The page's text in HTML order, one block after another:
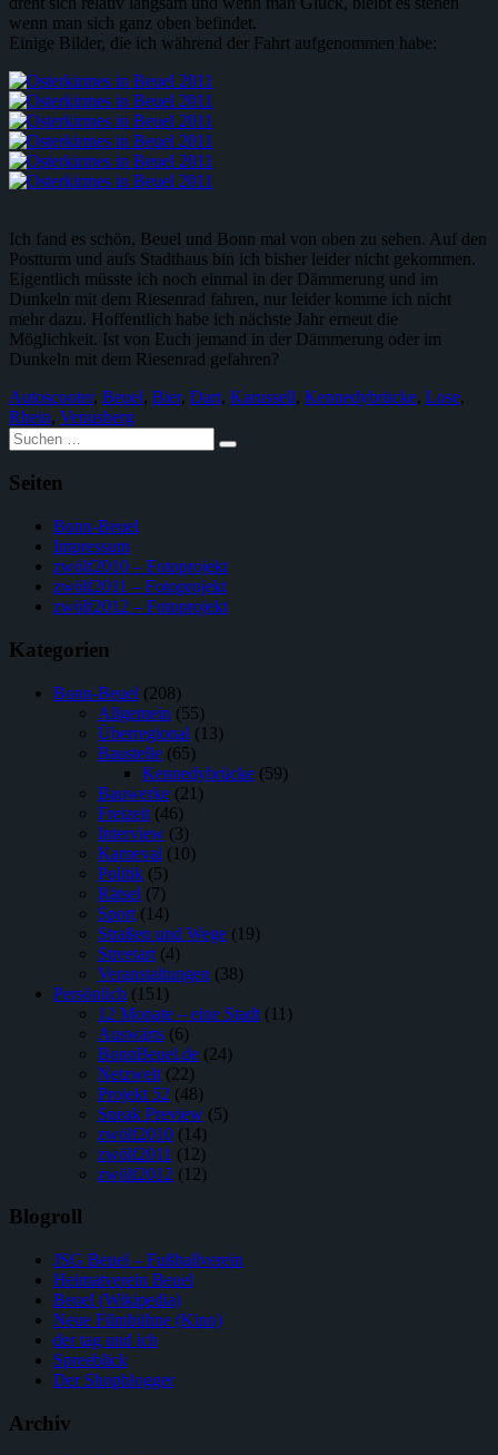
wenn man sich ganz oben befindet.
Einige Bilder, die ich während der Fahrt aufgenommen habe:
Ich fand es schön, Beuel und Bonn mal von oben zu sehen. Auf den
Postturm und aufs Stadthaus bin ich bisher leider nicht gekommen.
Eigentlich müsste ich noch einmal in der Dämmerung und im
Dunkeln mit dem Riesenrad fahren, nur leider komme ich nicht
mehr dazu. Hoffentlich habe ich nächste Jahr erneut die
Möglichkeit. Ist von Euch jemand in der Dämmerung oder im
Dunkeln mit dem Riesenrad gefahren?
Autoscooter, Beuel, Bier, Dart, Karussell, Kennedybrücke, Lose,
Rhein, Venusberg
Suche
nach:
Seiten
Bonn-Beuel
Impressum
zwölf2010 – Fotoprojekt
zwölf2011 – Fotoprojekt
zwölf2012 – Fotoprojekt
Kategorien
Bonn-Beuel (208)
Allgemein (55)
Überregional (13)
Baustelle (65)
Kennedybrücke (59)
Bauwerke (21)
Freizeit (46)
Interview (3)
Karneval (10)
Politik (5)
Rätsel (7)
Sport (14)
Straßen und Wege (19)
Streetart (4)
Veranstaltungen (38)
Persönlich (151)
12 Monate – eine Stadt (11)
Auswärts (6)
BonnBeuel.de (24)
Netzwelt (22)
Projekt 52 (48)
Sneak Preview (5)
zwölf2010 (14)
zwölf2011 (12)
zwölf2012 (12)
Blogroll
JSG Beuel – Fußballverein
Heimatverein Beuel
Beuel (Wikipedia)
Neue Filmbühne (Kino)
der tag und ich
Spreeblick
Der Shopblogger
Archiv